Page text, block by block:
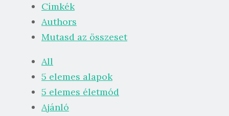
Címkék
Authors
Mutasd az összeset
All
5 elemes alapok
5 elemes életmód
Ajánló